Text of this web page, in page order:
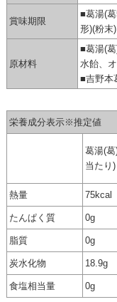
賞味期限
■葛湯(
形)(粉末
原材料
■葛湯(
水飴、
■吉野本
栄養成分表示※推定値
葛湯(
当たり)
熱量
75kcal
たんぱく質 0g
脂質 0g
炭水化物 18.9g
食塩相当量 0g